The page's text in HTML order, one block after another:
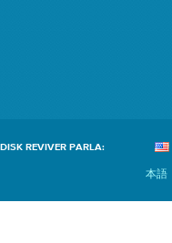
DISK REVIVER PARLA:
本語